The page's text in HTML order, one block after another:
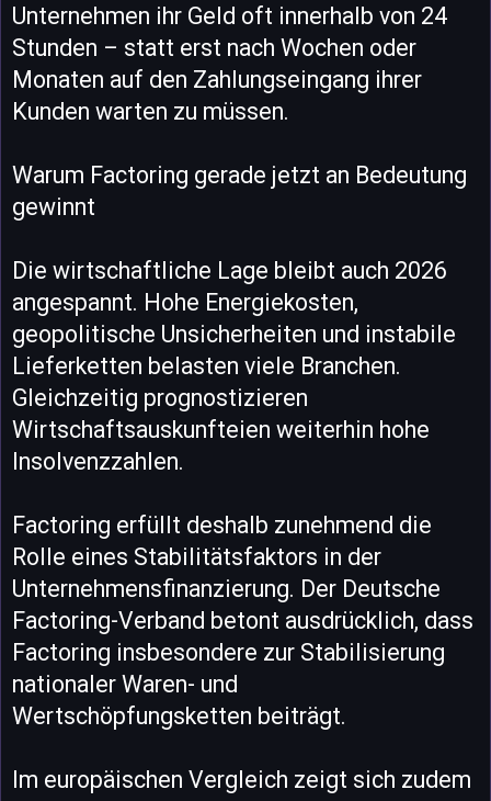
Unternehmen ihr Geld oft innerhalb von 24
Stunden – statt erst nach Wochen oder
Monaten auf den Zahlungseingang ihrer
Kunden warten zu müssen.
Warum Factoring gerade jetzt an Bedeutung
gewinnt
Die wirtschaftliche Lage bleibt auch 2026
angespannt. Hohe Energiekosten,
geopolitische Unsicherheiten und instabile
Lieferketten belasten viele Branchen.
Gleichzeitig prognostizieren
Wirtschaftsauskunfteien weiterhin hohe
Insolvenzzahlen.
Factoring erfüllt deshalb zunehmend die
Rolle eines Stabilitätsfaktors in der
Unternehmensfinanzierung. Der Deutsche
Factoring-Verband betont ausdrücklich, dass
Factoring insbesondere zur Stabilisierung
nationaler Waren- und
Wertschöpfungsketten beiträgt.
Im europäischen Vergleich zeigt sich zudem